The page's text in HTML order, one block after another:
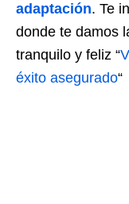
adaptación. Te
donde te damos
tranquilo y feliz “
éxito asegurado“